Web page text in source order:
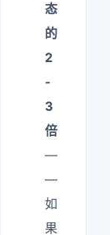
态
的
2
-
3
倍
—
—
如
果